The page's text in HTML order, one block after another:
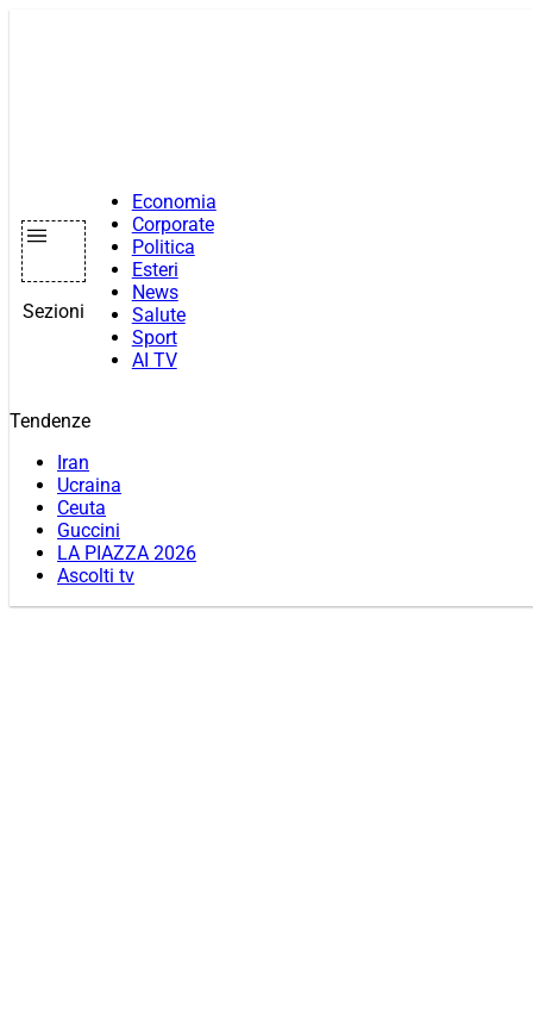
Sezioni
Economia
Corporate
Politica
Esteri
News
Salute
Sport
AI TV
Tendenze
Iran
Ucraina
Ceuta
Guccini
LA PIAZZA 2026
Ascolti tv